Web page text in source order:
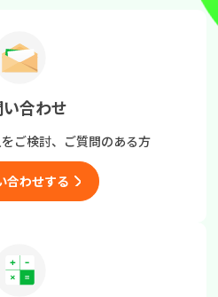
合わせ
ご検討、 ご質問のある方
合わせする